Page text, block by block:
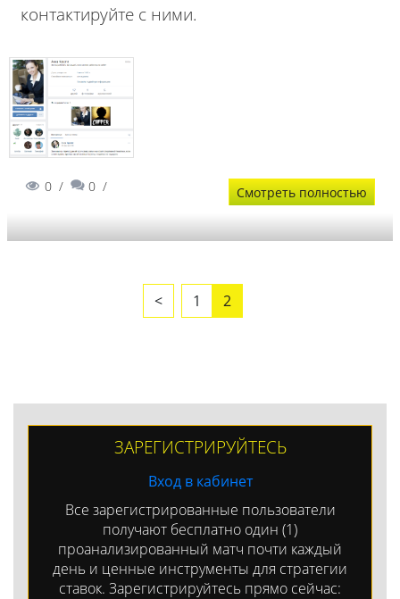
контактируйте с ними.
0 0 Смотреть полностью
< 1 2
ЗАРЕГИСТРИРУЙТЕСЬ
Вход в кабинет
Все зарегистрированные пользователи
получают бесплатно один (1)
проанализированный матч почти каждый
день и ценные инструменты для стратегии
ставок. Зарегистрируйтесь прямо сейчас: